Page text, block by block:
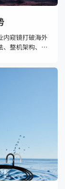
内窥镜打破海外
、整机架构、工
成为高端装备国